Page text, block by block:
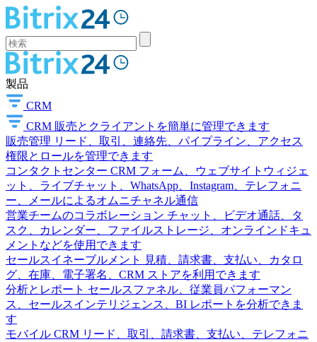
製品
CRM
CRM 販売とクライアントを簡単に管理できます
販売管理 リード、取引、連絡先、パイプライン、アクセス
権限とロールを管理できます
コンタクトセンター CRM フォーム、ウェブサイトウィジェ
ット、ライブチャット、WhatsApp、Instagram、テレフォニ
ー、メールによるオムニチャネル通信
営業チームのコラボレーション チャット、ビデオ通話、タ
スク、カレンダー、ファイルストレージ、オンラインドキュ
メントなどを使用できます
セールスイネーブルメント
見積、請求書、支払い、カタロ
グ、在庫、電子署名、CRM ストアを利用できます
分析とレポート セールスファネル、従業員パフォーマン
ス、セールスインテリジェンス、BI レポートを分析できま
す
モバイル CRM リード、取引、請求書、支払い、テレフォニ